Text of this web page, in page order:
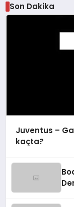
Son Dakika
Juventus –
kaçta?